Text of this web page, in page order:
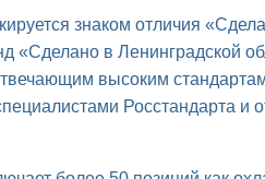
знаком отличия
«Сделано в Ленинградской
высоким
Росстандарта и